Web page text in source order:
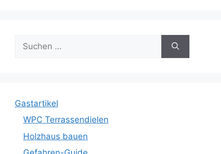
nach:
Gastartikel
WPC Terrassendielen
Holzhaus bauen